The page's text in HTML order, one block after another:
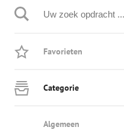
Favorieten
Categorie
Algemeen